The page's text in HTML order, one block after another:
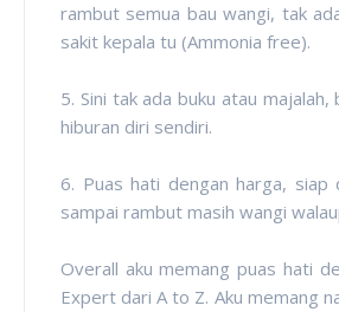
rambut semua bau wangi, tak
sakit kepala tu (Ammonia free).
5. Sini tak ada buku atau majalah,
hiburan diri sendiri.
6. Puas hati dengan harga, siap
sampai rambut masih wangi
Overall aku memang puas hati
Expert dari A to Z. Aku memang